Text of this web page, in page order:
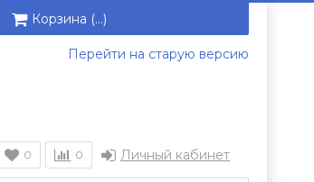
Корзина (…)
Перейти на старую версию
0 0 Личный кабинет